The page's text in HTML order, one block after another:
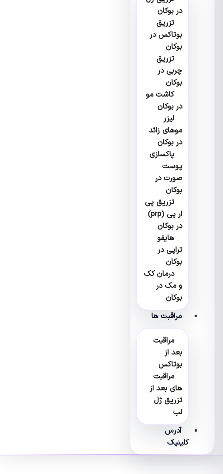
در بوکان
تزریق
بوتاکس در
بوکان
تزریق
چربی در
بوکان
کاشت مو
در بوکان
لیزر
موهای زائد
در بوکان
پاکسازی
پوست
صورت در
بوکان
تزریق پی
ار پی (prp)
در بوکان
هایفو
تراپی در
بوکان
درمان کک
و مک در
بوکان
مراقبت ها
مراقبت
بعد از
بوتاکس
مراقبت
های بعد از
تزریق ژل
آدرس
کلینیک